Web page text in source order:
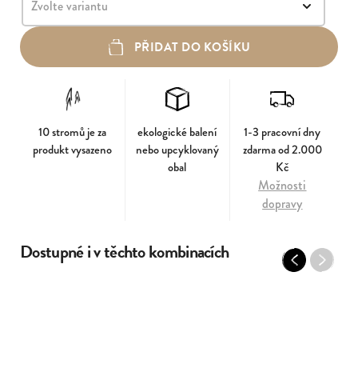
PŘIDAT DO KOŠÍKU
10 stromů je za
produkt vysazeno
ekologické balení
nebo upcyklovaný
obal
1-3 pracovní dny
zdarma od 2.000
Kč
Možnosti
dopravy
Dostupné i v těchto kombinacích PreviousNext